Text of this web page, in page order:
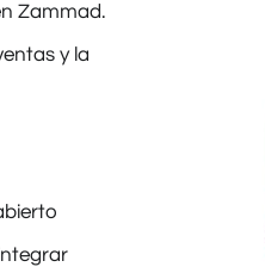
Zammad.
y la